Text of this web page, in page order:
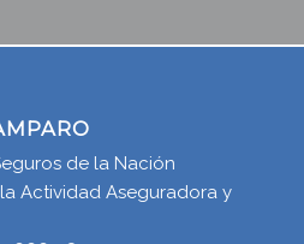
de la Nación
Actividad Aseguradora y